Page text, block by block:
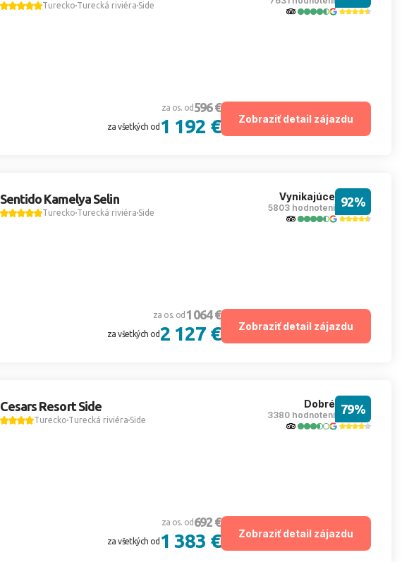
TureckoTurecká riviéraSide
za os. od 596 €
za všetkých od 1 192 € Zobraziť detail zájazdu
Sentido Kamelya Selin
TureckoTurecká riviéraSide
Vynikajúce
5803 hodnotení 92%
za os. od 1 064 €
za všetkých od2 127 € Zobraziť detail zájazdu
Cesars Resort Side
TureckoTurecká riviéraSide
Dobré
3380 hodnotení 79%
za os. od 692 €
za všetkých od 1 383 € Zobraziť detail zájazdu